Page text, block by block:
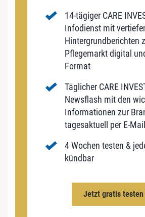
14-tägiger CARE
Infodienst mit
Hintergrundberichten
Pflegemarkt digital
Format
Täglicher CARE
Newsflash mit den
Informationen zur
tagesaktuell per E-Mail
4 Wochen testen &
kündbar
Jetzt gratis testen